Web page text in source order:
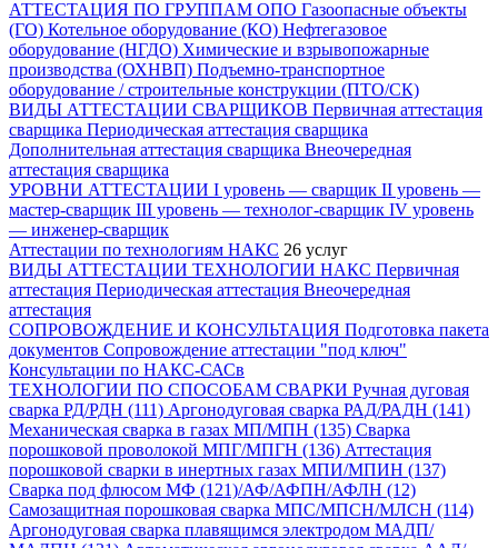
АТТЕСТАЦИЯ ПО ГРУППАМ ОПО Газоопасные объекты
(ГО) Котельное оборудование (КО) Нефтегазовое
оборудование (НГДО) Химические и взрывопожарные
производства (ОХНВП) Подъемно-транспортное
оборудование / строительные конструкции (ПТО/СК)
ВИДЫ АТТЕСТАЦИИ СВАРЩИКОВ Первичная аттестация
сварщика Периодическая аттестация сварщика
Дополнительная аттестация сварщика Внеочередная
аттестация сварщика
УРОВНИ АТТЕСТАЦИИ I уровень — сварщик II уровень —
мастер-сварщик III уровень — технолог-сварщик IV уровень
— инженер-сварщик
Аттестации по технологиям НАКС 26 услуг
ВИДЫ АТТЕСТАЦИИ ТЕХНОЛОГИИ НАКС Первичная
аттестация Периодическая аттестация Внеочередная
аттестация
СОПРОВОЖДЕНИЕ И КОНСУЛЬТАЦИЯ Подготовка пакета
документов Сопровождение аттестации "под ключ"
Консультации по НАКС-САСв
ТЕХНОЛОГИИ ПО СПОСОБАМ СВАРКИ Ручная дуговая
сварка РД/РДН (111) Аргонодуговая сварка РАД/РАДН (141)
Механическая сварка в газах МП/МПН (135) Сварка
порошковой проволокой МПГ/МПГН (136) Аттестация
порошковой сварки в инертных газах МПИ/МПИН (137)
Сварка под флюсом МФ (121)/АФ/АФПН/АФЛН (12)
Самозащитная порошковая сварка МПС/МПСН/МЛСН (114)
Аргонодуговая сварка плавящимся электродом МАДП/